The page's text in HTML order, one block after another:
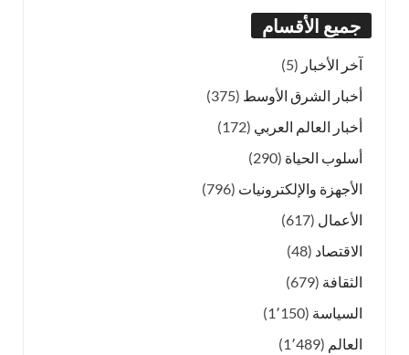
جميع الأقسام
آخر الأخبار (5)
أخبار الشرق الأوسط (375)
أخبار العالم العربي (172)
أسلوب الحياة (290)
الأجهزة والإلكترونيات (796)
الأعمال (617)
الاقتصاد (48)
الثقافة (679)
السياسة (1٬150)
العالم (1٬489)